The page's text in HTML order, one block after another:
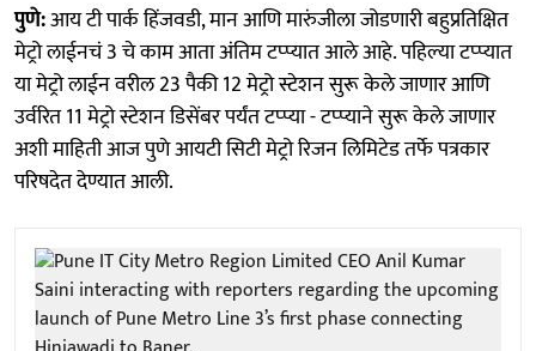
पुणे:आय टी पार्क हिंजवडी, मान आणि मारुंजीला जोडणारी बहुप्रतिक्षित
मेट्रो लाईनचं 3 चे काम आता अंतिम टप्प्यात आले आहे. पहिल्या टप्प्यात
या मेट्रो लाईन वरील 23 पैकी 12 मेट्रो स्टेशन सुरू केले जाणार आणि
उर्वरित 11 मेट्रो स्टेशन डिसेंबर पर्यंत टप्प्या - टप्प्याने सुरू केले जाणार
अशी माहिती आज पुणे आयटी सिटी मेट्रो रिजन लिमिटेड तर्फे पत्रकार
परिषदेत देण्यात आली.